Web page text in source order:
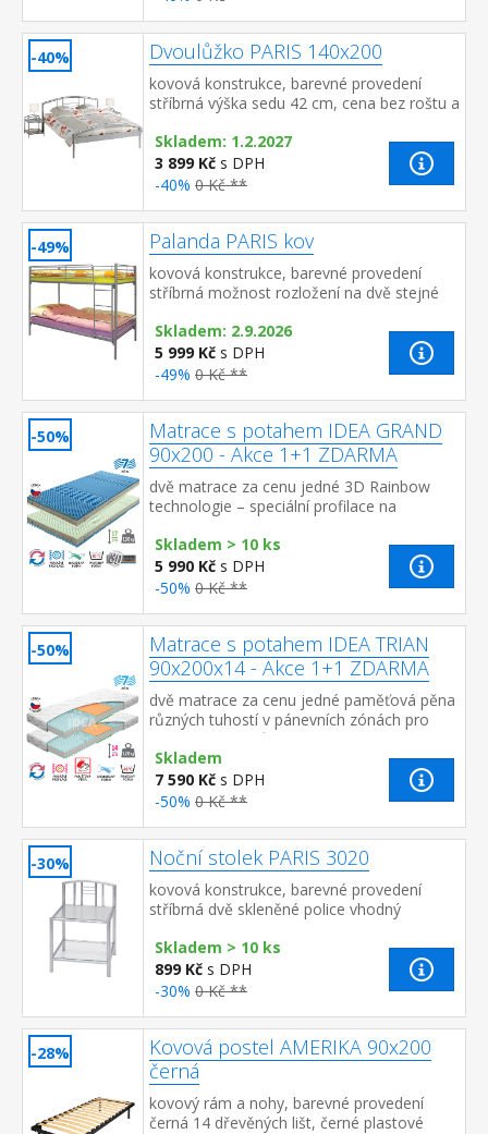
-40% Dvoulůžko PARIS 140x200
kovová konstrukce, barevné provedení
stříbrná výška sedu 42 cm, cena bez roštu a
200 cm (M6), rošt R3 vho...
Skladem: 1.2.2027
3 899 Kč s DPH
-40% 0 Kč **
-49% Palanda PARIS kov
kovová konstrukce, barevné provedení
stříbrná možnost rozložení na dvě stejné
bez matrací, ale včetně kovov...
Skladem: 2.9.2026
5 999 Kč s DPH
-49% 0 Kč **
-50%
Matrace s potahem IDEA GRAND
90x200 - Akce 1+1 ZDARMA
dvě matrace za cenu jedné 3D Rainbow
technologie – speciální profilace na
pěn různých vlastností a tuhostí, kt...
Skladem > 10 ks
5 990 Kč s DPH
-50% 0 Kč **
-50%
Matrace s potahem IDEA TRIAN
90x200x14 - Akce 1+1 ZDARMA
dvě matrace za cenu jedné paměťová pěna
různých tuhostí v pánevních zónách pro
odlehčení kloubům a celému pohybovému
aparátu 7zónová anatomická masážn...
Skladem
7 590 Kč s DPH
-50% 0 Kč **
-30% Noční stolek PARIS 3020
kovová konstrukce, barevné provedení
stříbrná dvě skleněné police vhodný
3023)
Skladem > 10 ks
899 Kč s DPH
-30% 0 Kč **
-28%
Kovová postel AMERIKA 90x200
černá
kovový rám a nohy, barevné provedení
černá 14 dřevěných lišt, černé plastové